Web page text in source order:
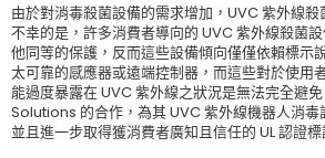
由於對消毒殺菌設備的需求增加，UVC 紫外線殺
不幸的是，許多消費者導向的 UVC 紫外線殺菌
他同等的保護，反而這些設備傾向僅僅依賴標示
太可靠的感應器或遠端控制器，而這些對於使用
能過度暴露在 UVC 紫外線之狀況是無法完全避免
Solutions 的合作，為其 UVC 紫外線機器人消毒
並且進一步取得獲消費者廣知且信任的 UL 認證標